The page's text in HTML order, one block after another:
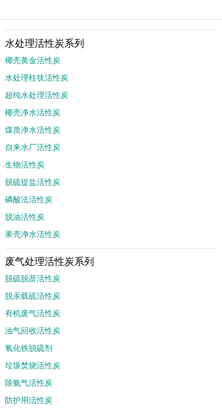
水处理活性炭系列
椰壳黄金活性炭
水处理柱状活性炭
超纯水处理活性炭
椰壳净水活性炭
煤质净水活性炭
自来水厂活性炭
生物活性炭
脱硫提盐活性炭
磷酸法活性炭
脱油活性炭
果壳净水活性炭
废气处理活性炭系列
脱硫脱萘活性炭
脱汞载硫活性炭
有机废气活性炭
油气回收活性炭
氧化铁脱硫剂
垃圾焚烧活性炭
除氨气活性炭
防护用活性炭